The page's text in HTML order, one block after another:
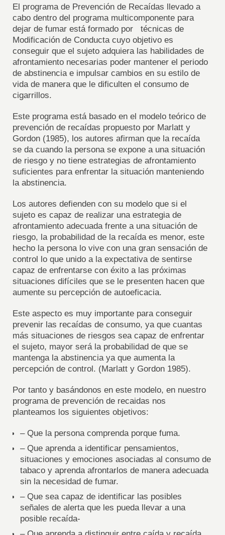
El programa de Prevención de Recaídas llevado a
cabo dentro del programa multicomponente para
dejar de fumar está formado por técnicas de
Modificación de Conducta cuyo objetivo es
conseguir que el sujeto adquiera las habilidades de
afrontamiento necesarias poder mantener el periodo
de abstinencia e impulsar cambios en su estilo de
vida de manera que le dificulten el consumo de
cigarrillos.
Este programa está basado en el modelo teórico de
prevención de recaídas propuesto por Marlatt y
Gordon (1985), los autores afirman que la recaída
se da cuando la persona se expone a una situación
de riesgo y no tiene estrategias de afrontamiento
suficientes para enfrentar la situación manteniendo
la abstinencia.
Los autores defienden con su modelo que si el
sujeto es capaz de realizar una estrategia de
afrontamiento adecuada frente a una situación de
riesgo, la probabilidad de la recaída es menor, este
hecho la persona lo vive con una gran sensación de
control lo que unido a la expectativa de sentirse
capaz de enfrentarse con éxito a las próximas
situaciones difíciles que se le presenten hacen que
aumente su percepción de autoeficacia.
Este aspecto es muy importante para conseguir
prevenir las recaídas de consumo, ya que cuantas
más situaciones de riesgos sea capaz de enfrentar
el sujeto, mayor será la probabilidad de que se
mantenga la abstinencia ya que aumenta la
percepción de control. (Marlatt y Gordon 1985).
Por tanto y basándonos en este modelo, en nuestro
programa de prevención de recaidas nos
planteamos los siguientes objetivos:
– Que la persona comprenda porque fuma.
– Que aprenda a identificar pensamientos,
situaciones y emociones asociadas al consumo de
tabaco y aprenda afrontarlos de manera adecuada
sin la necesidad de fumar.
– Que sea capaz de identificar las posibles
señales de alerta que les pueda llevar a una
posible recaída-